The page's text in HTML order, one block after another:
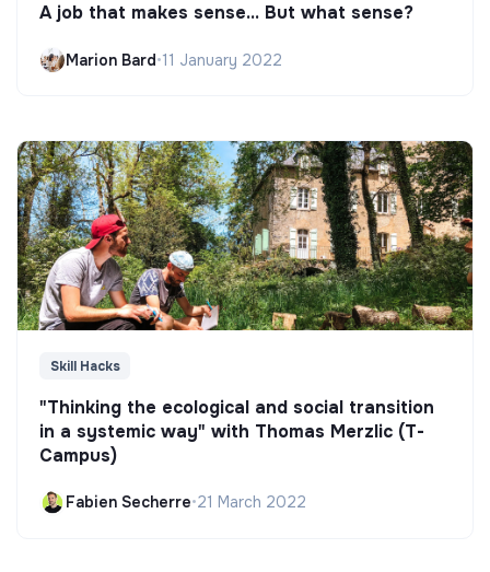
A job that makes sense... But what sense?
Marion Bard•11 January 2022
Skill Hacks
"Thinking the ecological and social transition
in a systemic way" with Thomas Merzlic (T-
Campus)
Fabien Secherre•21 March 2022